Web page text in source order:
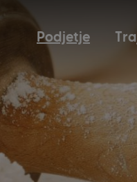
Podjetje